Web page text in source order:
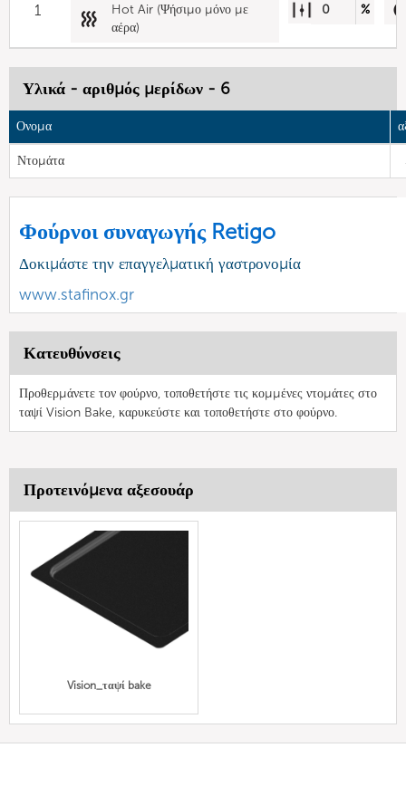
1
Hot Air (Ψήσιμο μόνο με
αέρα)
0 %
Υλικά - αριθμός μερίδων - 6
Ονομα
Ντομάτα
Φούρνοι συναγωγής Retigo
Δοκιμάστε την επαγγελματική γαστρονομία
www.stafinox.gr
Κατευθύνσεις
Προθερμάνετε τον φούρνο, τοποθετήστε τις κομμένες ντομάτες στο
ταψί Vision Bake, καρυκεύστε και τοποθετήστε στο φούρνο.
Προτεινόμενα αξεσουάρ
Vision_ταψί bake